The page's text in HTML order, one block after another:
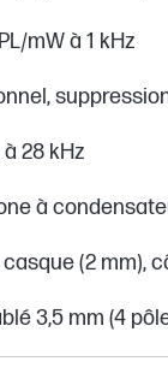
mW à 1 kHz
à 28 kHz
à
(2 mm),
3,5 mm (4